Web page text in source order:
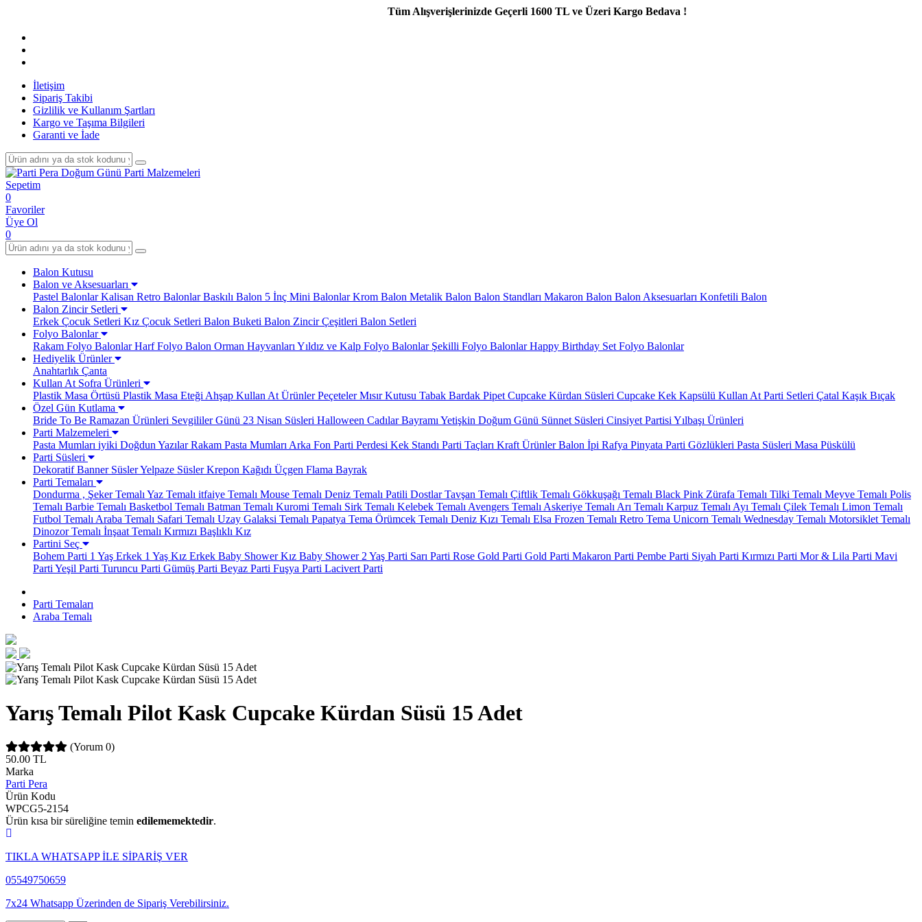
Tüm Alışverişlerinizde Geçerli 1600 TL ve Üzeri Kargo Bedava !
İletişim
Sipariş Takibi
Gizlilik ve Kullanım Şartları
Kargo ve Taşıma Bilgileri
Garanti ve İade
Sepetim
0
Favoriler
Üye Ol
0
Balon Kutusu
Balon ve Aksesuarları
Pastel BalonlarKalisan Retro BalonlarBaskılı Balon 5 İnç Mini BalonlarKrom Balon Metalik Balon Balon Standları Makaron Balon Balon Aksesuarları Konfetili Balon
Balon Zincir Setleri
Erkek Çocuk Setleri Kız Çocuk Setleri Balon Buketi Balon Zincir Çeşitleri Balon Setleri
Folyo Balonlar
Rakam Folyo BalonlarHarf Folyo Balon Orman Hayvanları Yıldız ve Kalp Folyo BalonlarŞekilli Folyo BalonlarHappy Birthday Set Folyo Balonlar
Hediyelik Ürünler
Anahtarlık Çanta
Kullan At Sofra Ürünleri
Plastik Masa Örtüsü Plastik Masa Eteği Ahşap Kullan At ÜrünlerPeçetelerMısır Kutusu Tabak Bardak Pipet Cupcake Kürdan Süsleri Cupcake Kek Kapsülü Kullan At Parti Setleri Çatal Kaşık Bıçak
Özel Gün Kutlama
Bride To Be Ramazan Ürünleri Sevgililer Günü 23 Nisan Süsleri Halloween Cadılar Bayramı Yetişkin Doğum Günü Sünnet Süsleri Cinsiyet Partisi Yılbaşı Ürünleri
Parti Malzemeleri
Pasta Mumları iyiki Doğdun YazılarRakam Pasta Mumları Arka Fon Parti Perdesi Kek Standı Parti Taçları Kraft ÜrünlerBalon İpi Rafya Pinyata Parti Gözlükleri Pasta Süsleri Masa Püskülü
Parti Süsleri
Dekoratif Banner SüslerYelpaze SüslerKrepon Kağıdı Üçgen Flama Bayrak
Parti Temaları
Dondurma , Şeker Temalı Yaz Temalı itfaiye Temalı Mouse Temalı Deniz Temalı Patili DostlarTavşan Temalı Çiftlik Temalı Gökkuşağı Temalı Black Pink Zürafa Temalı Tilki Temalı Meyve Temalı Polis
Temalı Barbie Temalı Basketbol Temalı Batman Temalı Kuromi Temalı Sirk Temalı Kelebek Temalı Avengers Temalı Askeriye Temalı Arı Temalı Karpuz Temalı Ayı Temalı Çilek Temalı Limon Temalı
Futbol Temalı Araba Temalı Safari Temalı Uzay Galaksi Temalı Papatya Tema Örümcek Temalı Deniz Kızı Temalı Elsa Frozen Temalı Retro Tema Unicorn Temalı Wednesday Temalı Motorsiklet Temalı
Dinozor Temalı İnşaat Temalı Kırmızı Başlıklı Kız
Partini Seç
Bohem Parti 1 Yaş Erkek 1 Yaş Kız Erkek Baby ShowerKız Baby Shower2 Yaş Parti Sarı Parti Rose Gold Parti Gold Parti Makaron Parti Pembe Parti Siyah Parti Kırmızı Parti Mor & Lila Parti Mavi
Parti Yeşil Parti Turuncu Parti Gümüş Parti Beyaz Parti Fuşya Parti Lacivert Parti
Parti Temaları
Araba Temalı
Yarış Temalı Pilot Kask Cupcake Kürdan Süsü 15 Adet
(Yorum 0)
50.00 TL
Marka
Parti Pera
Ürün Kodu
WPCG5-2154
Ürün kısa bir süreliğine temin edilememektedir.
TIKLA WHATSAPP İLE SİPARİŞ VER
05549750659
7x24 Whatsapp Üzerinden de Sipariş Verebilirsiniz.